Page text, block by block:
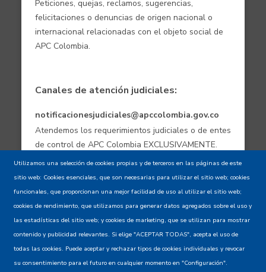
Peticiones, quejas, reclamos, sugerencias,
felicitaciones o denuncias de origen nacional o
internacional relacionadas con el objeto social de
APC Colombia.
Canales de atención judiciales:
notificacionesjudiciales@apccolombia.gov.co
Atendemos los requerimientos judiciales o de entes
de control de APC Colombia EXCLUSIVAMENTE.
Aviso de confidencialidad - Política de
privacidad y Condiciones de uso
Mapa del Sitio XML
Utilizamos una selección de cookies propias y de terceros en las páginas de este
sitio web: Cookies esenciales, que son necesarias para utilizar el sitio web; cookies
funcionales, que proporcionan una mejor facilidad de uso al utilizar el sitio web;
cookies de rendimiento, que utilizamos para generar datos agregados sobre el uso y
las estadísticas del sitio web; y cookies de marketing, que se utilizan para mostrar
contenido y publicidad relevantes. Si elige "ACEPTAR TODAS", acepta el uso de
todas las cookies. Puede aceptar y rechazar tipos de cookies individuales y revocar
su consentimiento para el futuro en cualquier momento en "Configuración".